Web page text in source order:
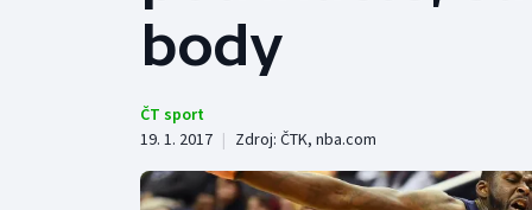
Atletika
body
ČT sport
19. 1. 2017 | Zdroj: ČTK, nba.com